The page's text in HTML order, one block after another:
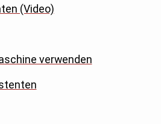
(Video)
verwenden